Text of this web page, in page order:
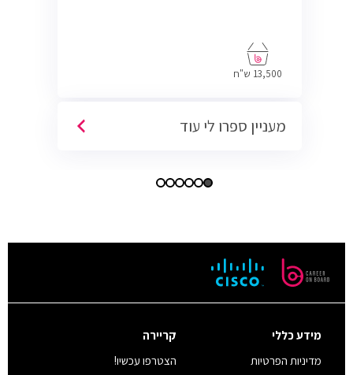
13,500 ש"ח
מעניין ספרו לי עוד
מידע כללי
מדיניות הפרטיות
קריירה
הצטרפו עכשיו!